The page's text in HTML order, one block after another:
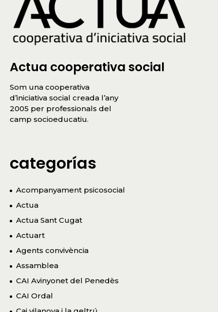
Actua cooperativa social
Som una cooperativa
d’iniciativa social creada l’any
2005 per professionals del
camp socioeducatiu.
categorías
Acompanyament psicosocial
Actua
Actua Sant Cugat
Actuart
Agents convivència
Assamblea
CAI Avinyonet del Penedès
CAI Ordal